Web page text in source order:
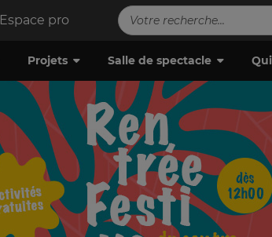
Espace pro
Projets Salle de spectacle